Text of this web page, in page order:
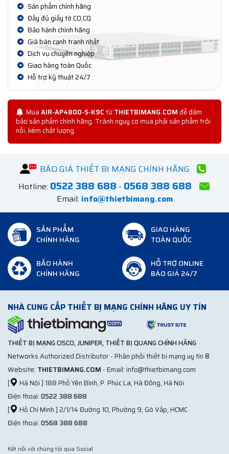
Sản phẩm chính hãng
Đầy đủ giấy tờ CO,CQ
Bảo hành chính hãng
Giá bán cạnh tranh nhất
Dịch vụ chuyên nghiệp
Giao hàng toàn Quốc
Hỗ trợ kỹ thuật 24/7
MuaAIR-AP4800-S-K9CtừTHIETBIMANG.COMđể đảm
bảo sản phẩm chính hãng. Tránh nguy cơ mua phải sản phẩm trôi
nổi, kém chất lượng.
BÁO GIÁ THIẾT BỊ MẠNG CHÍNH HÃNG
Hotline: 0522 388 688 - 0568 388 688
Email: info@thietbimang.com
SẢN PHẨM
CHÍNH HÃNG
GIAO HÀNG
TOÀN QUỐC
BẢO HÀNH
CHÍNH HÃNG
HỖ TRỢ ONLINE
BÁO GIÁ 24/7
NHÀ CUNG CẤP THIẾT BỊ MẠNG CHÍNH HÃNG UY TÍN
THIẾT BỊ MẠNG CISCO, JUNIPER, THIẾT BỊ QUANG CHÍNH HÃNG
Networks Authorized Distributor - Phân phối thiết bị mạng uy tín ®
Website: THIETBIMANG.COM - Email: info@thietbimang.com
[
Hà Nội ] 188 Phố Yên Bình, P. Phúc La, Hà Đông, Hà Nội
Điện thoại:0522 388 688
[
Hồ Chí Minh ] 2/1/14 Đường 10, Phường 9, Gò Vấp, HCMC
Điện thoại:0568 388 688
Kết nối với chúng tôi qua Social